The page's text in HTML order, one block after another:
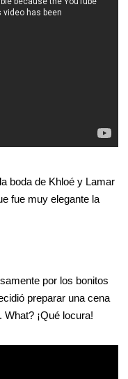
boda de Khloé y Lamar
fue muy elegante la
por los bonitos
preparar una cena
¡Qué locura!